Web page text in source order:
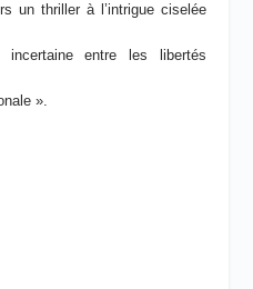
un thriller à l’intrigue ciselée
entre les libertés
».